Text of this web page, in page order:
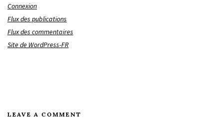
Connexion
Flux des publications
Flux des commentaires
Site de WordPress-FR
LEAVE A COMMENT